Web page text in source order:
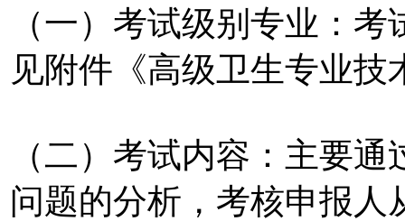
（一）考试级别专业：
见附件《高级卫生专业
（二）考试内容：主要
问题的分析，考核申报人